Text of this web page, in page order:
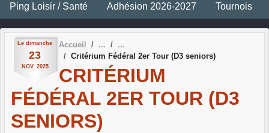
Ping Loisir / Santé Adhésion 2026-2027 Tournois
Le dimanche
23
NOV. 2025
Accueil
Critérium Fédéral 2er Tour (D3 seniors)
CRITÉRIUM
FÉDÉRAL 2ER TOUR (D3
SENIORS)